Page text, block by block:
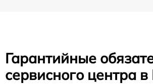
Гарантийные
сервисного центра в